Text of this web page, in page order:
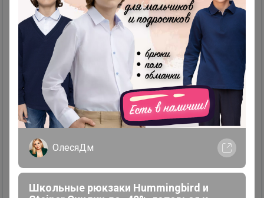
ОлесяДм
Школьные рюкзаки Hummingbird и